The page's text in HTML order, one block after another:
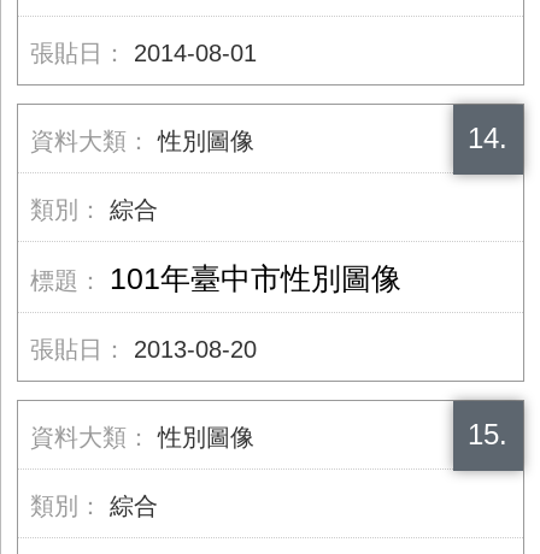
2014-08-01
14.
性別圖像
綜合
101年臺中市性別圖像
2013-08-20
15.
性別圖像
綜合